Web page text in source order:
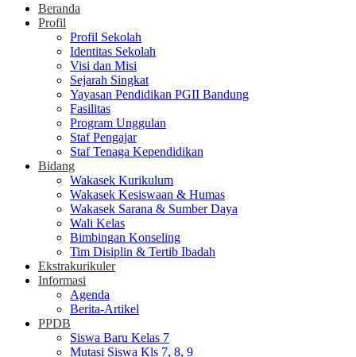
Beranda
Profil
Profil Sekolah
Identitas Sekolah
Visi dan Misi
Sejarah Singkat
Yayasan Pendidikan PGII Bandung
Fasilitas
Program Unggulan
Staf Pengajar
Staf Tenaga Kependidikan
Bidang
Wakasek Kurikulum
Wakasek Kesiswaan & Humas
Wakasek Sarana & Sumber Daya
Wali Kelas
Bimbingan Konseling
Tim Disiplin & Tertib Ibadah
Ekstrakurikuler
Informasi
Agenda
Berita-Artikel
PPDB
Siswa Baru Kelas 7
Mutasi Siswa Kls 7, 8, 9